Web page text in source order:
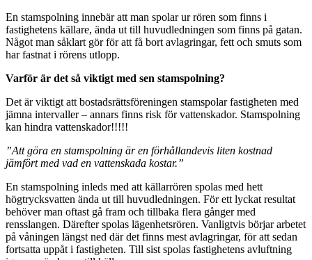
En stamspolning innebär att man spolar ur rören som finns i
fastighetens källare, ända ut till huvudledningen som finns på gatan.
Något man såklart gör för att få bort avlagringar, fett och smuts som
har fastnat i rörens utlopp.
Varför är det så viktigt med sen stamspolning?
Det är viktigt att bostadsrättsföreningen stamspolar fastigheten med
jämna intervaller – annars finns risk för vattenskador. Stamspolning
kan hindra vattenskador!!!!!
”Att göra en stamspolning är en förhållandevis liten kostnad
jämfört med vad en vattenskada kostar.”
En stamspolning inleds med att källarrören spolas med hett
högtrycksvatten ända ut till huvudledningen. För ett lyckat resultat
behöver man oftast gå fram och tillbaka flera gånger med
rensslangen. Därefter spolas lägenhetsrören. Vanligtvis börjar arbetet
på våningen längst ned där det finns mest avlagringar, för att sedan
fortsatta uppåt i fastigheten. Till sist spolas fastighetens avluftning